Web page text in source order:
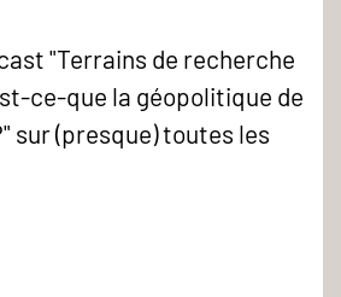
"Terrains de recherche
ce-que la géopolitique de
sur (presque) toutes les